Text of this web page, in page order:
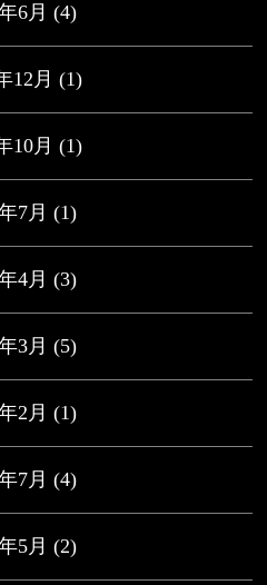
6月 (4)
12月 (1)
10月 (1)
7月 (1)
4月 (3)
3月 (5)
2月 (1)
7月 (4)
5月 (2)